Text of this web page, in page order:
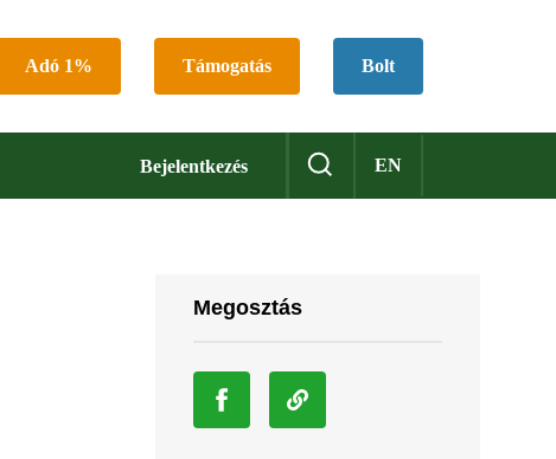
Adó 1% Támogatás Bolt
Bejelentkezés EN
Megosztás